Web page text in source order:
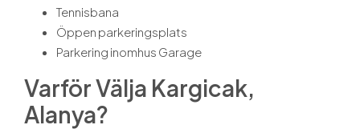
Tennisbana
Öppen parkeringsplats
Parkering inomhus Garage
Varför Välja Kargicak,
Alanya?